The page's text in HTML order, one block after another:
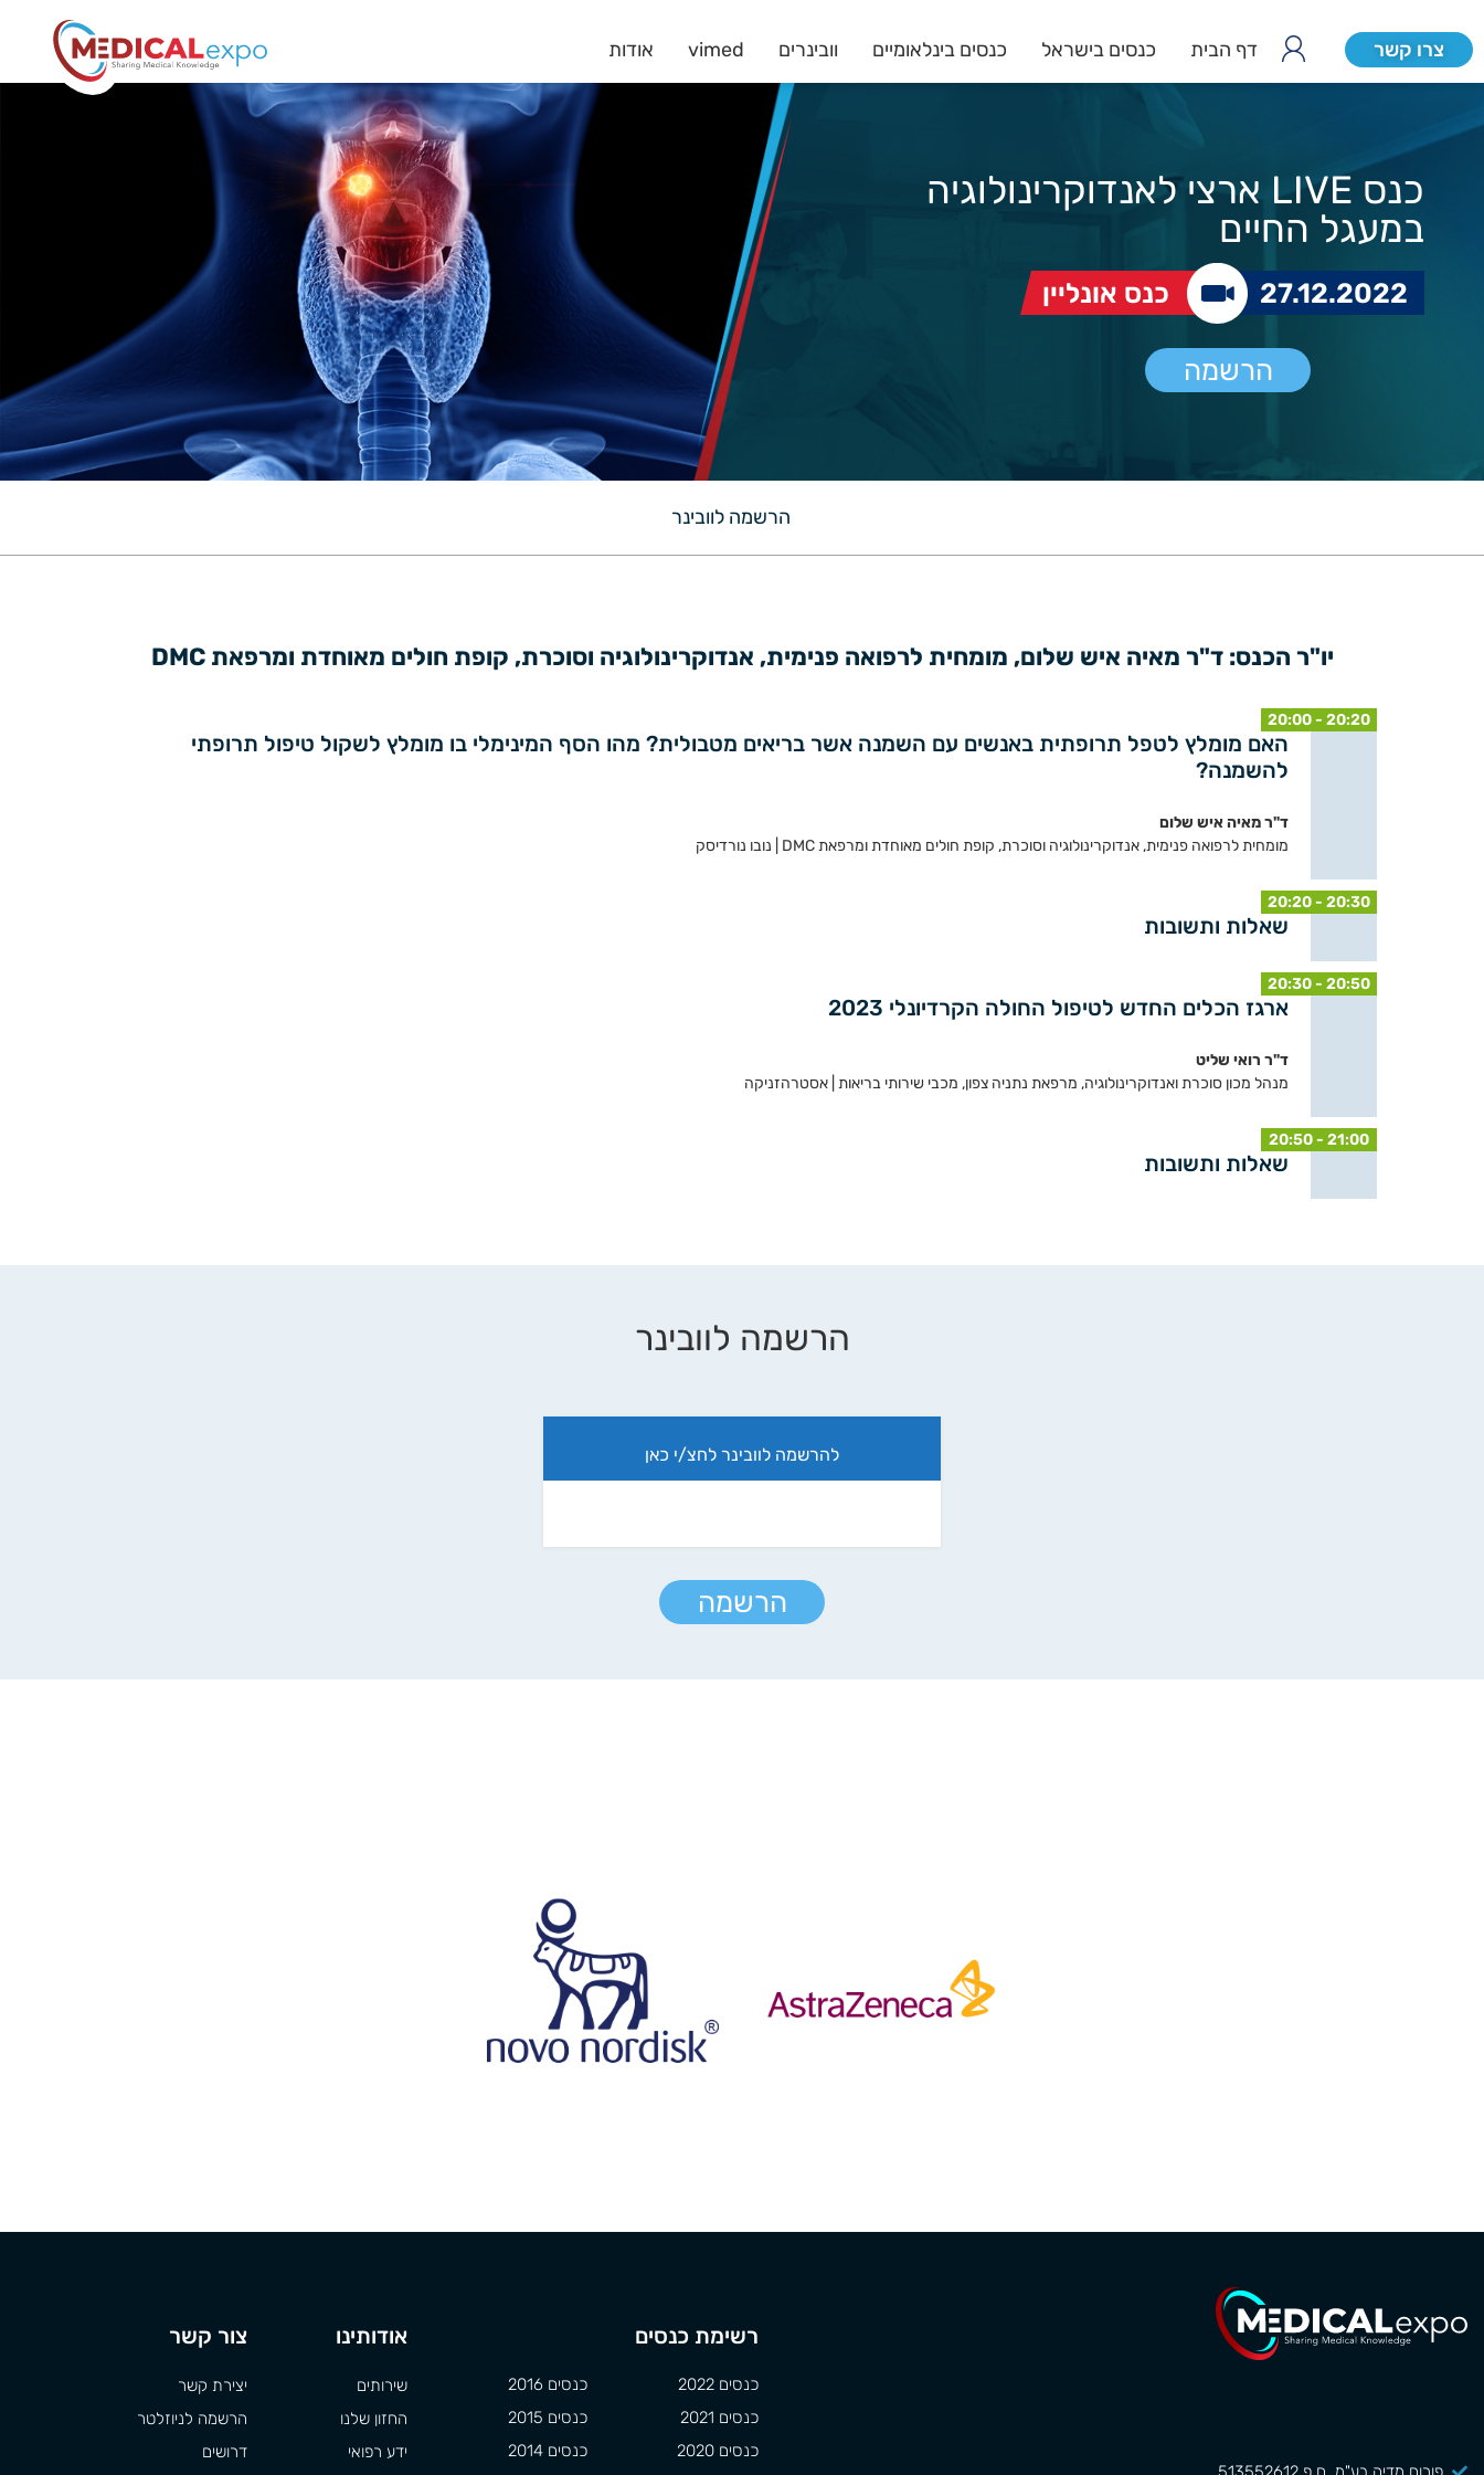
צרו קשר דף הבית כנסים בישראל כנסים בינלאומיים וובינרים vimed אודות
כנס LIVE ארצי לאנדוקרינולוגיה
במעגל החיים
27.12.2022 כנס אונליין
הרשמה
הרשמה לוובינר
יו"ר הכנס: ד"ר מאיה איש שלום, מומחית לרפואה פנימית, אנדוקרינולוגיה וסוכרת, קופת חולים מאוחדת ומרפאת DMC
20:00 - 20:20
האם מומלץ לטפל תרופתית באנשים עם השמנה אשר בריאים מטבולית? מהו הסף המינימלי בו מומלץ לשקול טיפול תרופתי
להשמנה?
ד"ר מאיה איש שלום
מומחית לרפואה פנימית, אנדוקרינולוגיה וסוכרת, קופת חולים מאוחדת ומרפאת DMC | נובו נורדיסק
20:20 - 20:30
שאלות ותשובות
20:30 - 20:50
ארגז הכלים החדש לטיפול החולה הקרדיונלי 2023
ד"ר רואי שליט
מנהל מכון סוכרת ואנדוקרינולוגיה, מרפאת נתניה צפון, מכבי שירותי בריאות | אסטרהזניקה
20:50 - 21:00
שאלות ותשובות
הרשמה לוובינר
להרשמה לוובינר לחצ/י כאן
הרשמה
רשימת כנסים
כנסים 2022
כנסים 2021
כנסים 2020
כנסים 2016
כנסים 2015
כנסים 2014
אודותינו
שירותים
החזון שלנו
ידע רפואי
צור קשר
יצירת קשר
הרשמה לניוזלטר
דרושים